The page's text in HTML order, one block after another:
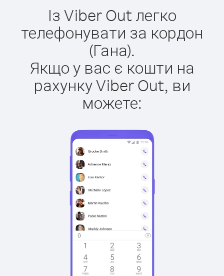
Із Viber Out легко
телефонувати за кордон
(Гана).
Якщо у вас є кошти на
рахунку Viber Out, ви
можете: